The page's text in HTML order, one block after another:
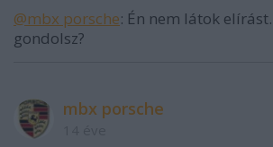
@mbx porsche: Én nem látok
gondolsz?
mbx porsche